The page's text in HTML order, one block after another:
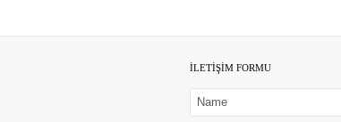
İLETİŞİM FORMU